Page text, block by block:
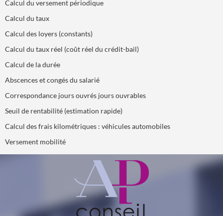
Calcul du versement périodique
Calcul du taux
Calcul des loyers (constants)
Calcul du taux réel (coût réel du crédit-bail)
Calcul de la durée
Abscences et congés du salarié
Correspondance jours ouvrés jours ouvrables
Seuil de rentabilité (estimation rapide)
Calcul des frais kilométriques : véhicules automobiles
Versement mobilité